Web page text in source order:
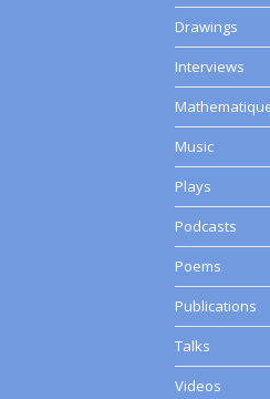
Drawings
Interviews
Music
Plays
Podcasts
Poems
Publications
Talks
Videos